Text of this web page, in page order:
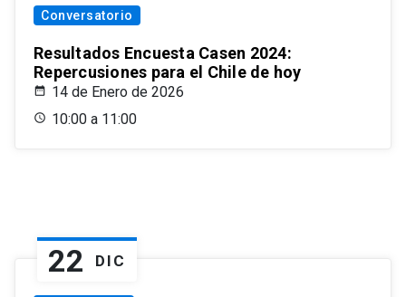
Conversatorio
Resultados Encuesta Casen 2024:
Repercusiones para el Chile de hoy
14 de Enero de 2026
10:00 a 11:00
22 DIC